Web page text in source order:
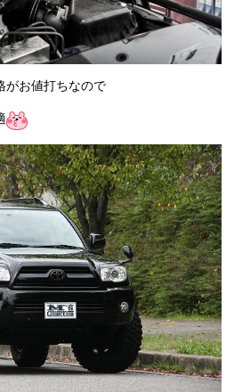
がお値打ちなので